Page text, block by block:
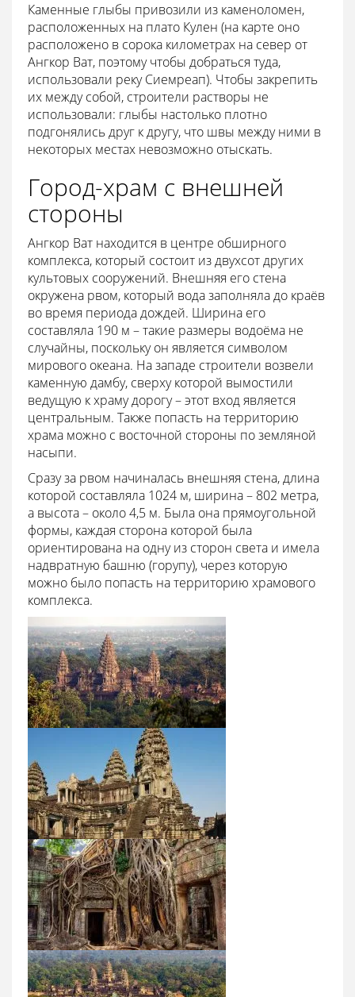
Каменные глыбы привозили из каменоломен,
расположенных на плато Кулен (на карте оно
расположено в сорока километрах на север от
Ангкор Ват, поэтому чтобы добраться туда,
использовали реку Сиемреап). Чтобы закрепить
их между собой, строители растворы не
использовали: глыбы настолько плотно
подгонялись друг к другу, что швы между ними в
некоторых местах невозможно отыскать.
Город-храм с внешней
стороны
Ангкор Ват находится в центре обширного
комплекса, который состоит из двухсот других
культовых сооружений. Внешняя его стена
окружена рвом, который вода заполняла до краёв
во время периода дождей. Ширина его
составляла 190 м – такие размеры водоёма не
случайны, поскольку он является символом
мирового океана. На западе строители возвели
каменную дамбу, сверху которой вымостили
ведущую к храму дорогу – этот вход является
центральным. Также попасть на территорию
храма можно с восточной стороны по земляной
насыпи.
Сразу за рвом начиналась внешняя стена, длина
которой составляла 1024 м, ширина – 802 метра,
а высота – около 4,5 м. Была она прямоугольной
формы, каждая сторона которой была
ориентирована на одну из сторон света и имела
надвратную башню (горупу), через которую
можно было попасть на территорию храмового
комплекса.